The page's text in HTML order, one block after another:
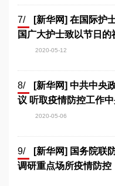
7/
[新华网] 在国际护
国广大护士致以节日的
2020-05-12
8/
[新华网] 中共中央
议 听取疫情防控工作
2020-05-06
9/
[新华网] 国务院联
调研重点场所疫情防控